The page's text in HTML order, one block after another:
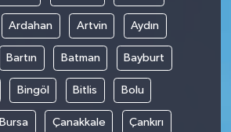
Ardahan Artvin Aydın
Bartın Batman Bayburt
Bingöl Bitlis Bolu
Bursa Çanakkale Çankırı